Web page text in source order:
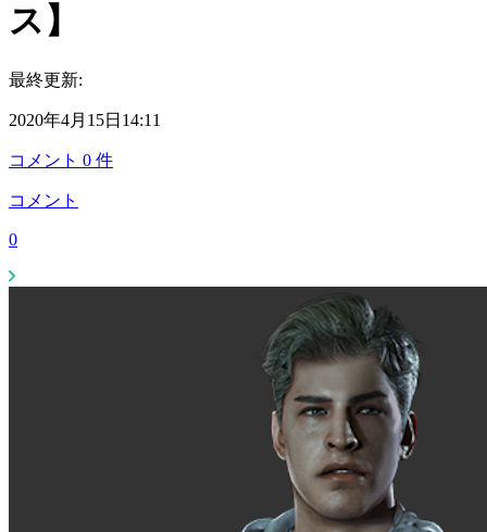
ス】
最終更新:
2020年4月15日14:11
コメント 0 件
コメント
0